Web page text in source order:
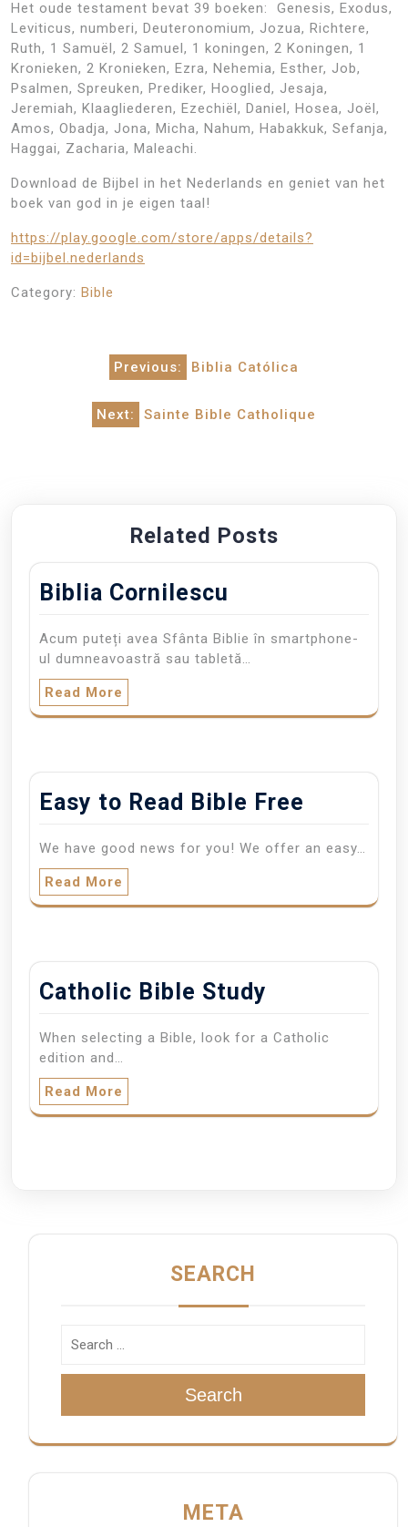
Het oude testament bevat 39 boeken: Genesis, Exodus,
Leviticus, numberi, Deuteronomium, Jozua, Richtere,
Ruth, 1 Samuël, 2 Samuel, 1 koningen, 2 Koningen, 1
Kronieken, 2 Kronieken, Ezra, Nehemia, Esther, Job,
Psalmen, Spreuken, Prediker, Hooglied, Jesaja,
Jeremiah, Klaagliederen, Ezechiël, Daniel, Hosea, Joël,
Amos, Obadja, Jona, Micha, Nahum, Habakkuk, Sefanja,
Haggai, Zacharia, Maleachi.
Download de Bijbel in het Nederlands en geniet van het
boek van god in je eigen taal!
https://play.google.com/store/apps/details?
id=bijbel.nederlands
Category: Bible
navigation
Previous: Biblia Católica
Next: Sainte Bible Catholique
Related Posts
Biblia Cornilescu
Acum puteți avea Sfânta Biblie în smartphone-
ul dumneavoastră sau tabletă…
Read More
Easy to Read Bible Free
We have good news for you! We offer an easy…
Read More
Catholic Bible Study
When selecting a Bible, look for a Catholic
edition and…
Read More
SEARCH
Search
META